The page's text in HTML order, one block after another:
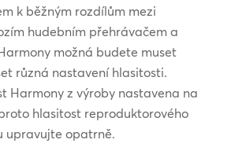
k běžným rozdílům mezi
hudebním přehrávačem a
možná budete muset
různá nastavení hlasitosti.
Harmony z výroby nastavena na
hlasitost reproduktorového
upravujte opatrně.